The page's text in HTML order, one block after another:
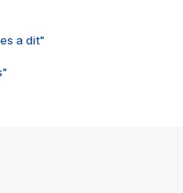
a dit"